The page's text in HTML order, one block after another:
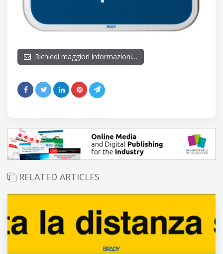
Richiedi maggiori informazioni…
RELATED ARTICLES